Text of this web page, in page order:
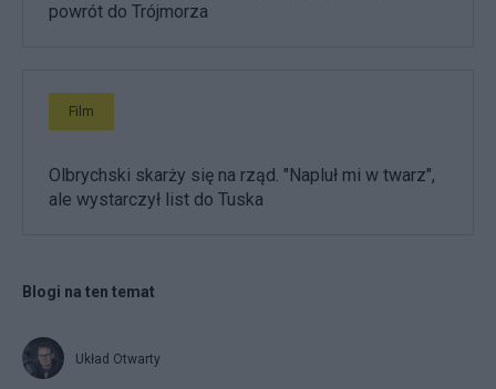
powrót do Trójmorza
Film
Olbrychski skarży się na rząd. "Napluł mi w twarz",
ale wystarczył list do Tuska
Blogi na ten temat
Układ Otwarty